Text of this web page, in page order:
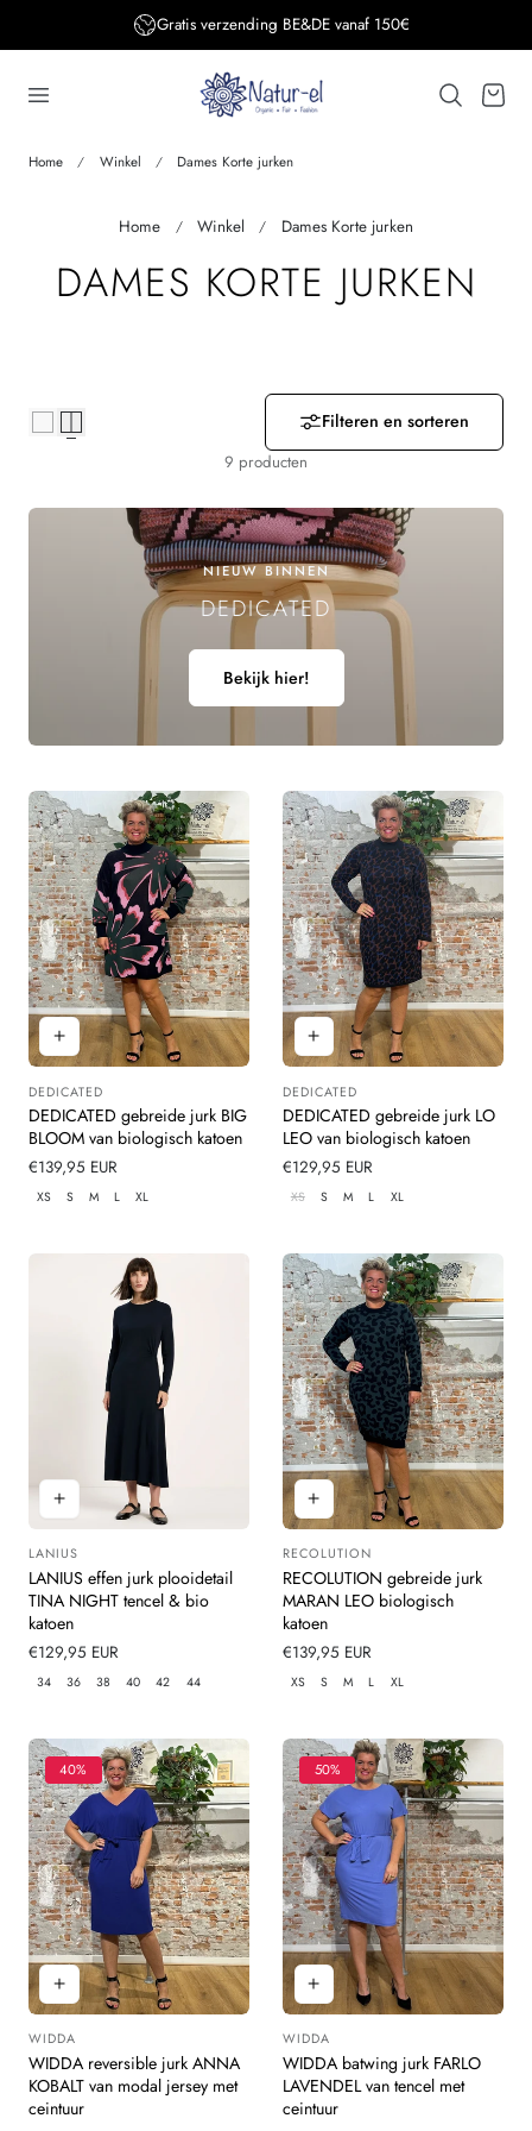
Gratis verzending BE&DE vanaf 150€
Home Winkel Dames Korte jurken
Home Winkel Dames Korte jurken
V
Z
N
G
:
DAMES KORTE JURKEN
Filteren en sorteren
9 producten
NIEUW BINNEN
DEDICATED
Bekijk hier!
Leverancier:
DEDICATED
DEDICATED gebreide jurk BIG
BLOOM van biologisch katoen
Normale
prijs
€139,95 EUR
XS S M L XL
Leverancier:
DEDICATED
DEDICATED gebreide jurk LO
LEO van biologisch katoen
Normale
prijs
€129,95 EUR
XS S M L XL
Leverancier:
LANIUS
LANIUS effen jurk plooidetail
TINA NIGHT tencel & bio
katoen
Normale
prijs
€129,95 EUR
34 36 38 40 42 44
Leverancier:
RECOLUTION
RECOLUTION gebreide jurk
MARAN LEO biologisch
katoen
Normale
prijs
€139,95 EUR
XS S M L XL
40%
Leverancier:
WIDDA
WIDDA reversible jurk ANNA
KOBALT van modal jersey met
ceintuur
50%
Leverancier:
WIDDA
WIDDA batwing jurk FARLO
LAVENDEL van tencel met
ceintuur